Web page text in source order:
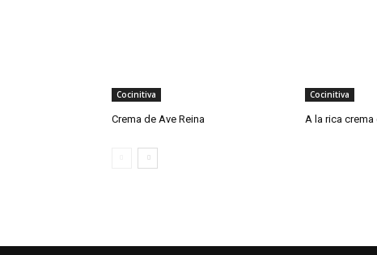
Cocinitiva
Crema de Ave Reina
Cocinitiva
A la rica